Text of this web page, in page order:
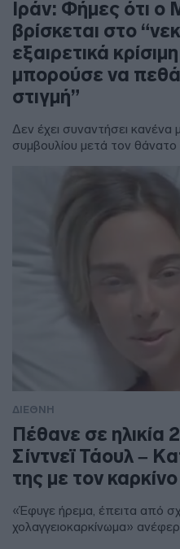
Ιράν: Φήμες ότι ο
βρίσκεται στο
εξαιρετικά
μπορούσε να
στιγμή”
Δεν έχει συναντήσει κανένα
συμβουλίου μετά τον
ΔΙΕΘΝΗ
Πέθανε σε ηλικία
Σίντνεϊ Τάουλ –
της με τον καρκίνο
«Έφυγε ήρεμα, έπειτα από
χολαγγειοκαρκίνωμα»